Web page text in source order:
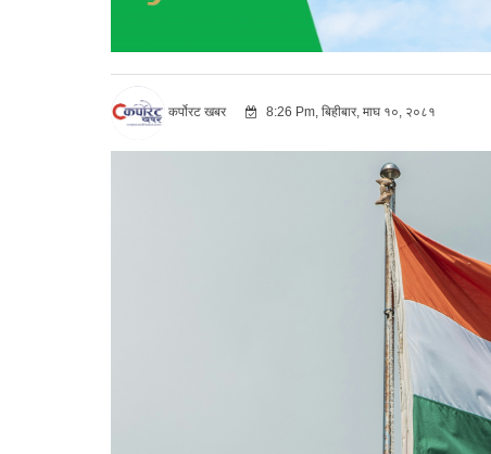
कर्पोरट खबर 8:26 Pm, बिहीबार, माघ १०, २०८१